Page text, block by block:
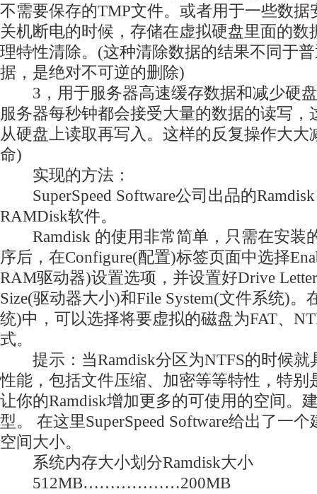
不需要保存的TMP文件。或者用于一些数据
关机断电的时候，存储在虚拟硬盘里面的数
理特性清除。(这种清除数据的结果不同于
据，是绝对不可逆的删除)
3，用于服务器高速缓存数据和减少硬盘
服务器每秒钟都会接受大量的数据的读写，
从硬盘上读取再写入。这样的反复操作大大
命)
实现的方法：
SuperSpeed Software公司出品的
RAMDisk软件。
Ramdisk 的使用非常简单，只需在安装
序后，在Configure(配置)标签页面中选择
RAM驱动器)设置选项，并设置好Drive
Size(驱动器大小)和File System(文件系统)。
统)中，可以选择将要虚拟的磁盘为FAT、
式。
提示：当Ramdisk分区为NTFS的时候就
性能，包括文件压缩、加密等等特性，特别
让你的Ramdisk增加更多的可使用的空间。
型。 在这里SuperSpeed Software给出了一
空间大小。
系统内存大小划分Ramdisk大小
512MB………………200MB